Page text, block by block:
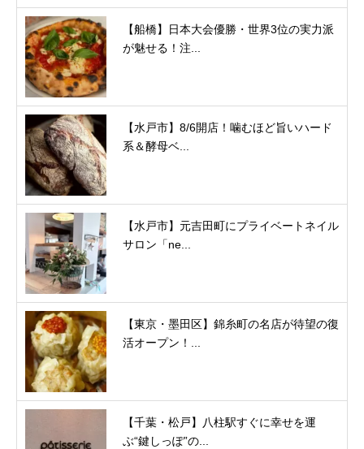
【船橋】日本大会優勝・世界3位の実力派
が魅せる！注...
【水戸市】8/6開店！噛むほど旨いハード
系＆酵母ベ...
【水戸市】元吉田町にプライベートネイル
サロン「ne...
【東京・墨田区】錦糸町の名店が待望の復
活オープン！...
【千葉・松戸】八柱駅すぐに幸せを運
ぶ“鍵しっぽ”の...